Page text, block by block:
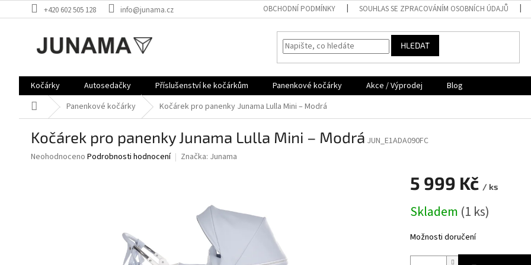
na
+420 602 505 128 info@junama.cz OBCHODNÍ PODMÍNKY SOUHLAS SE ZPRACOVÁNÍM OSOBNÍCH ÚDAJŮ
HLEDAT
Kočárky Autosedačky Příslušenství ke kočárkům Panenkové kočárky Akce / Výprodej
Blog
Domů Panenkové kočárky Kočárek pro panenky Junama Lulla Mini – Modrá
Kočárek pro panenky Junama Lulla Mini – Modrá JUN_E1ADA090FC
Průměrné
Neohodnoceno Podrobnosti hodnocení Značka: Junama
5 999 Kč / ks
cena:
Skladem (1 ks)
Možnosti doručení